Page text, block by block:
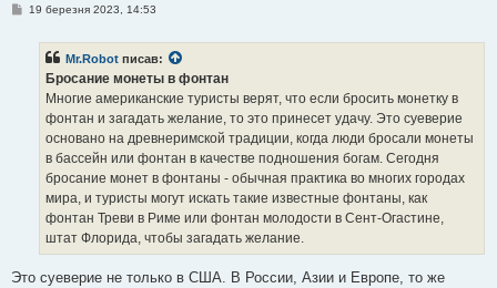
П19 березня 2023, 14:53
Mr.Robot писав:
Бросание монеты в фонтан
Многие американские туристы верят, что если бросить монетку в
фонтан и загадать желание, то это принесет удачу. Это суеверие
основано на древнеримской традиции, когда люди бросали монеты
в бассейн или фонтан в качестве подношения богам. Сегодня
бросание монет в фонтаны - обычная практика во многих городах
мира, и туристы могут искать такие известные фонтаны, как
фонтан Треви в Риме или фонтан молодости в Сент-Огастине,
штат Флорида, чтобы загадать желание.
Это суеверие не только в США. В России, Азии и Европе, то же